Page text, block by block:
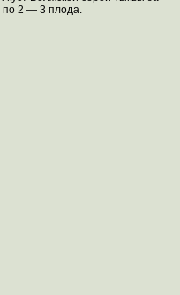
по 2 — 3 плода.